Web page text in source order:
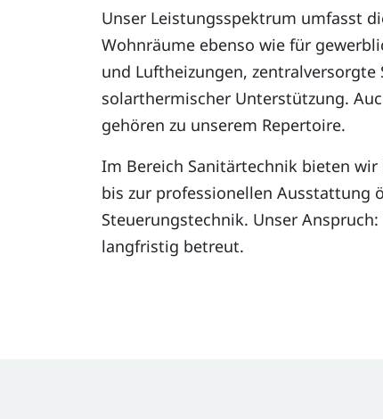
Unser Leistungsspektrum umfasst
Wohnräume ebenso wie für
und Luftheizungen,
solarthermischer Unterstützung.
gehören zu unserem Repertoire.
Im Bereich Sanitärtechnik bieten
bis zur professionellen Ausstattung
Steuerungstechnik. Unser
langfristig betreut.